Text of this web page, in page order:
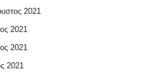
2021
2021
2021
2021